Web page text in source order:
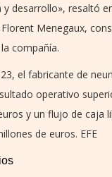
y desarrollo», resaltó
Menegaux,
compañía.
el fabricante de
operativo
y un flujo de caja
de euros. EFE